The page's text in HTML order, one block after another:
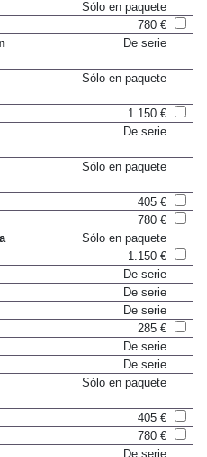
De serie
Sólo en paquete
780 €
1.150 €
405 €
780 €
Sólo en paquete
1.150 €
De serie
De serie
De serie
285 €
De serie
De serie
405 €
780 €